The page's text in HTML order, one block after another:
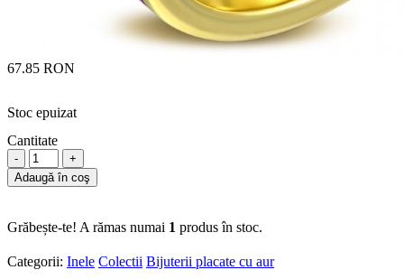
67.85 RON
Stoc epuizat
Cantitate
-
+
Adaugă în coş
Grăbește-te! A rămas numai 1 produs în stoc.
Categorii: Inele Colectii Bijuterii placate cu aur